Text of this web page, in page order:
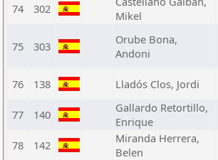
74 302
Mikel
75 303
Orube Bona,
Andoni
76 138 Lladós Clos, Jordi
77 140
Gallardo Retortillo,
Enrique
78 142
Miranda Herrera,
Belen